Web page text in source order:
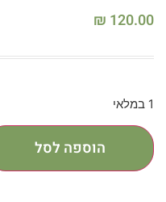
₪ 120.00
1 במלאי
הוספה לסל